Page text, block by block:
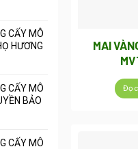
CẤY MÔ
HƯƠNG
CẤY MÔ
BẢO
CẤY MÔ
MAI